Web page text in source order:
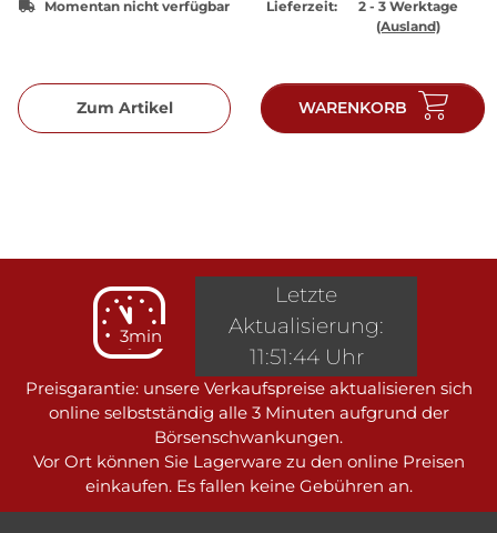
Momentan nicht verfügbar
Zum Artikel
Lieferzeit:
2 - 3 Werktage
(Ausland)
WARENKORB
3min
Preisgarantie: unsere Verkaufspreise aktualisieren sich
online selbstständig alle 3 Minuten aufgrund der
Börsenschwankungen.
Vor Ort können Sie Lagerware zu den online Preisen
einkaufen. Es fallen keine Gebühren an.
Letzte
Aktualisierung:
11:51:44 Uhr